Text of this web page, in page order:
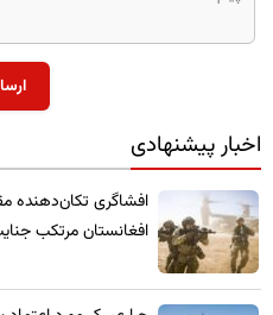
اخبار پیشنهادی
​افشاگری تکان‌دهنده
افغانستان مرتکب